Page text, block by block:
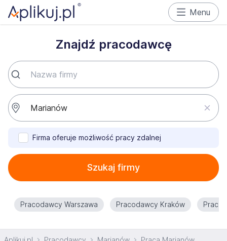
Menu
Znajdź pracodawcę
Firma oferuje możliwość pracy zdalnej
Szukaj firmy
Pracodawcy Warszawa Pracodawcy Kraków